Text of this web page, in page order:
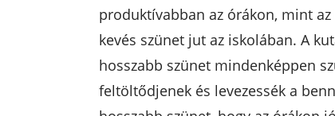
produktívabban az órákon, mint az
kevés szünet jut az iskolában. A
hosszabb szünet mindenképpen
feltöltődjenek és levezessék a